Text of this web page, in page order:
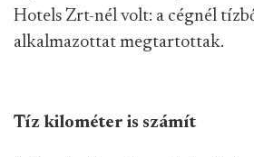
Hotels Zrt-nél volt: a cégnél
alkalmazottat megtartottak.
Tíz kilométer is számít